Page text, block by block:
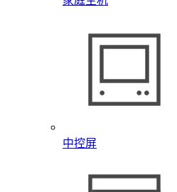
中控屏